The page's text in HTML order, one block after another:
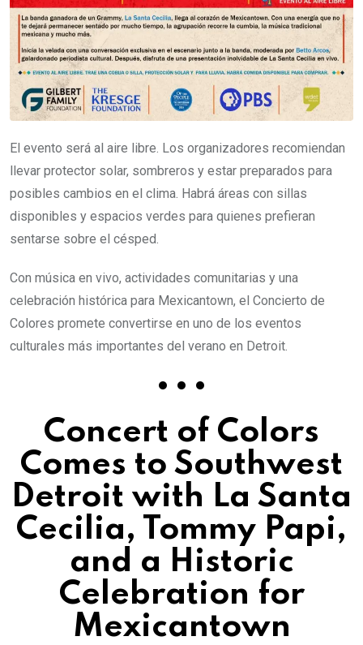
El evento será al aire libre. Los organizadores recomiendan
llevar protector solar, sombreros y estar preparados para
posibles cambios en el clima. Habrá áreas con sillas
disponibles y espacios verdes para quienes prefieran
sentarse sobre el césped.
Con música en vivo, actividades comunitarias y una
celebración histórica para Mexicantown, el Concierto de
Colores promete convertirse en uno de los eventos
culturales más importantes del verano en Detroit.
• • •
Concert of Colors
Comes to Southwest
Detroit with La Santa
Cecilia, Tommy Papi,
and a Historic
Celebration for
Mexicantown